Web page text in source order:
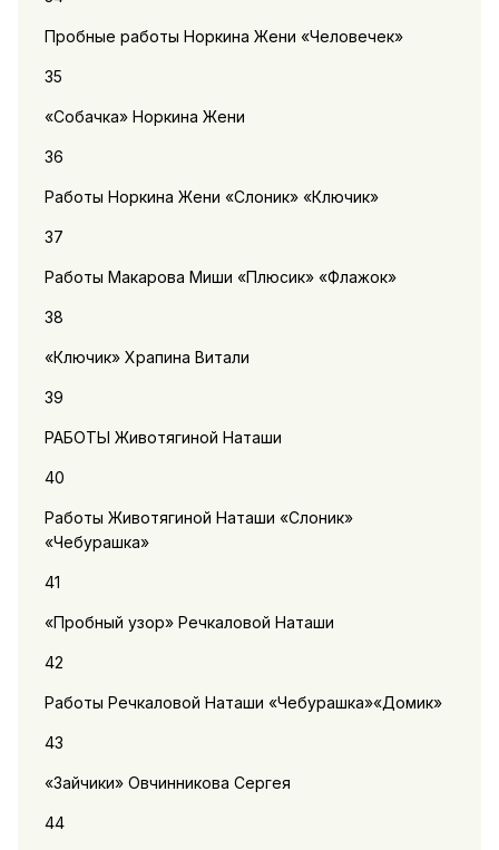
Пробные работы Норкина Жени «Человечек»
35
«Собачка» Норкина Жени
36
Работы Норкина Жени «Слоник» «Ключик»
37
Работы Макарова Миши «Плюсик» «Флажок»
38
«Ключик» Храпина Витали
39
РАБОТЫ Животягиной Наташи
40
Работы Животягиной Наташи «Слоник»
«Чебурашка»
41
«Пробный узор» Речкаловой Наташи
42
Работы Речкаловой Наташи «Чебурашка»«Домик»
43
«Зайчики» Овчинникова Сергея
44